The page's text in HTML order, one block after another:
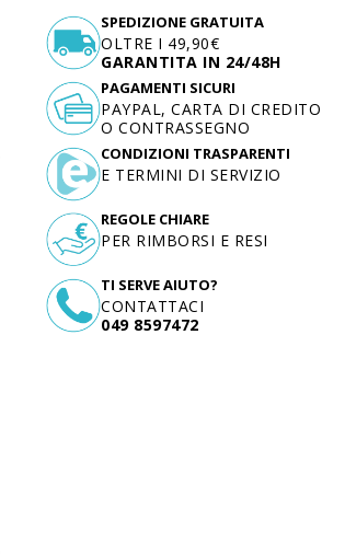
SPEDIZIONE GRATUITA
OLTRE I 49,90€
GARANTITA IN 24/48H
TI SERVE AIUTO?
CONTATTACI
049 8597472
PAGAMENTI SICURI
PAYPAL, CARTA DI CREDITO
O CONTRASSEGNO
CONDIZIONI TRASPARENTI
E TERMINI DI SERVIZIO
REGOLE CHIARE
PER RIMBORSI E RESI